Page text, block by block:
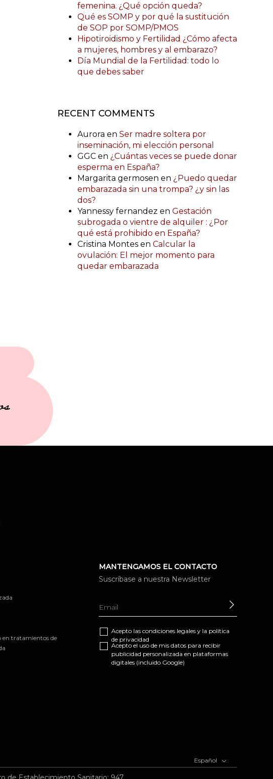
femenina. ¿Qué opción queda?
Qué es SOMP y por qué la sustitución
de SOP por SOMP/PMOS
Hipotiroidismo y Fertilidad ¿Cómo afecta
a mujeres, hombres y al embarazo?
Día Mundial de la Fertilidad: todo lo
que debes saber
RECENT COMMENTS
Aurora en Ser madre soltera por
inseminación, mi elección personal
GGC en ¿Cuántas veces se puede donar
esperma en España?
Margarita germosen en ¿Puedo quedar
embarazada sin una trompa? ¿y sin las
dos?
Yannessy fernandez en Gestación
subrogada o vientre de alquiler : ¿Por
qué está prohibido en España?
Cristina Montes en Calcular la
ovulación: El mejor momento para
quedar embarazada
en tratamientos de
MANTENGAMOS EL CONTACTO
Suscríbase a nuestra Newsletter
Acepto las condiciones legalesy la política
de privacidad
Acepto el uso de mis datos para recibir
publicidad personalizada en plataformas
digitales (incluido Google)
Español